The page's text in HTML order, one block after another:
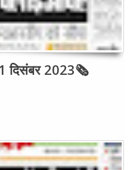
दिसंबर 2023🗞